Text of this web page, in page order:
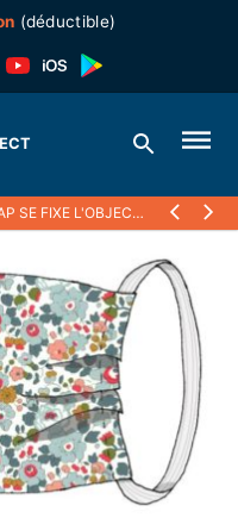
(déductible)
100% DES GAPENÇAIS AVANT LE 11 MAI